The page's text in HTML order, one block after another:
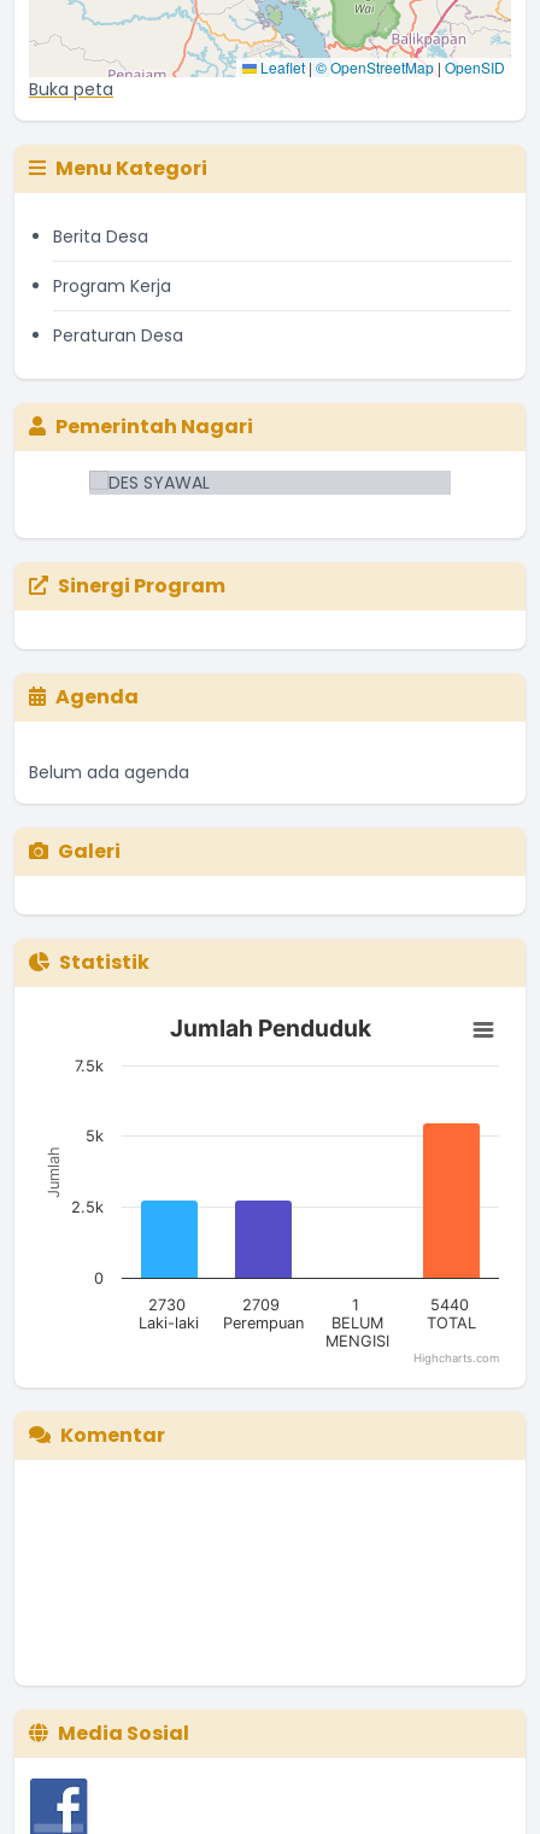
Leaflet | © OpenStreetMap| OpenSID
Buka peta
Menu Kategori
Berita Desa
Program Kerja
Peraturan Desa
Pemerintah Nagari
Sinergi Program
Agenda
Belum ada agenda
Galeri
Statistik
Jumlah Penduduk
Bar chart with 4 bars.
The chart has 1 X axis displaying categories.
Jumlah
Jumlah Penduduk
2730
Laki-laki
2709
Perempuan
1
BELUM
MENGISI
5440
TOTAL
0
2.5k
5k
7.5k
Highcharts.com
Komentar
Media Sosial